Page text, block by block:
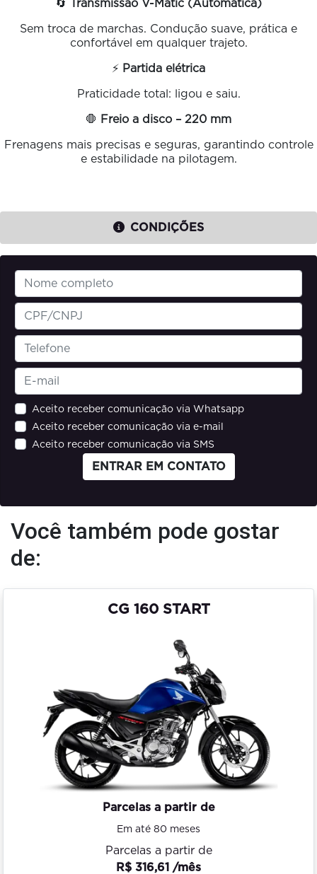
🔄 Transmissão V-Matic (Automática)
Sem troca de marchas. Condução suave, prática e
confortável em qualquer trajeto.
⚡ Partida elétrica
Praticidade total: ligou e saiu.
🛑 Freio a disco – 220 mm
Frenagens mais precisas e seguras, garantindo controle
e estabilidade na pilotagem.
CONDIÇÕES
Aceito receber comunicação via Whatsapp
Aceito receber comunicação via e-mail
Aceito receber comunicação via SMS
ENTRAR EM CONTATO
Você também pode gostar
de:
CG 160 START
Parcelas a partir de
Em até 80 meses
Parcelas a partir de
R$ 316,61 /mês